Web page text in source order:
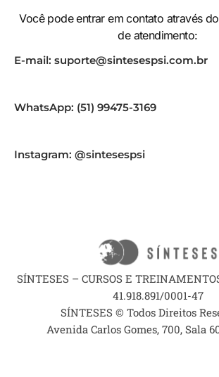
Você pode entrar em contato através
de atendimento:
E-mail: suporte@sintesespsi.com.br
WhatsApp: (51) 99475-3169
Instagram: @sintesespsi
SÍNTESES – CURSOS E
41.918.891/0001-47
SÍNTESES © Todos Direitos
Avenida Carlos Gomes, 700, Sala